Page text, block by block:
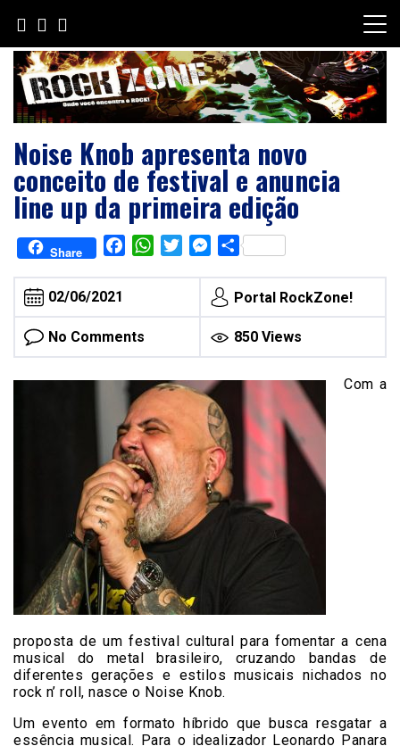
content
Noise Knob apresenta novo
conceito de festival e anuncia
line up da primeira edição
Share FacebookWhatsAppTwitterMessenger
Share
02/06/2021 Portal RockZone!
No Comments 850 Views
Com a
proposta de um festival cultural para fomentar a cena
musical do metal brasileiro, cruzando bandas de
diferentes gerações e estilos musicais nichados no
rock n’ roll, nasce o Noise Knob.
Um evento em formato híbrido que busca resgatar a
essência musical. Para o idealizador Leonardo Panara